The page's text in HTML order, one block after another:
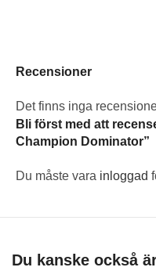
Recensioner
Det finns inga
Bli först med att
Champion Dominator”
Du måste vara inloggad
Du kanske också